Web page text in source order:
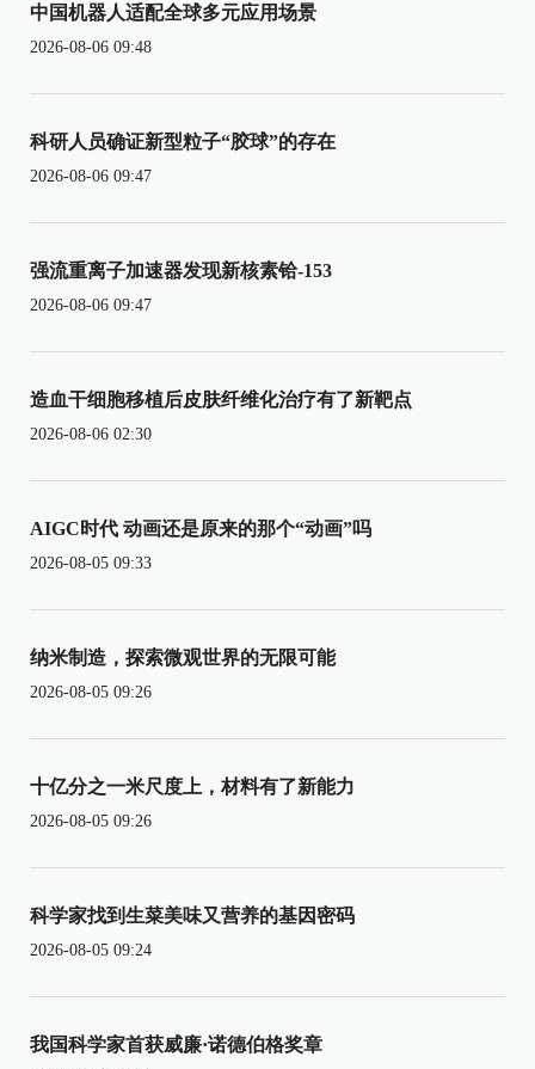
中国机器人适配全球多元应用场景
2026-08-06 09:48
科研人员确证新型粒子“胶球”的存在
2026-08-06 09:47
强流重离子加速器发现新核素铪-153
2026-08-06 09:47
造血干细胞移植后皮肤纤维化治疗有了新靶点
2026-08-06 02:30
AIGC时代 动画还是原来的那个“动画”吗
2026-08-05 09:33
纳米制造，探索微观世界的无限可能
2026-08-05 09:26
十亿分之一米尺度上，材料有了新能力
2026-08-05 09:26
科学家找到生菜美味又营养的基因密码
2026-08-05 09:24
我国科学家首获威廉·诺德伯格奖章